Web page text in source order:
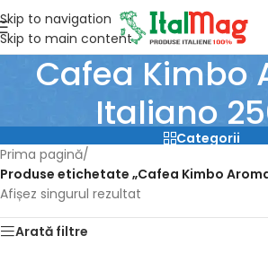
Skip to navigation
Skip to main content
Cafea Kimbo
Italiano
Categorii
Prima pagină/
Produse etichetate „Cafea Kimbo
Afișez singurul rezultat
Arată filtre